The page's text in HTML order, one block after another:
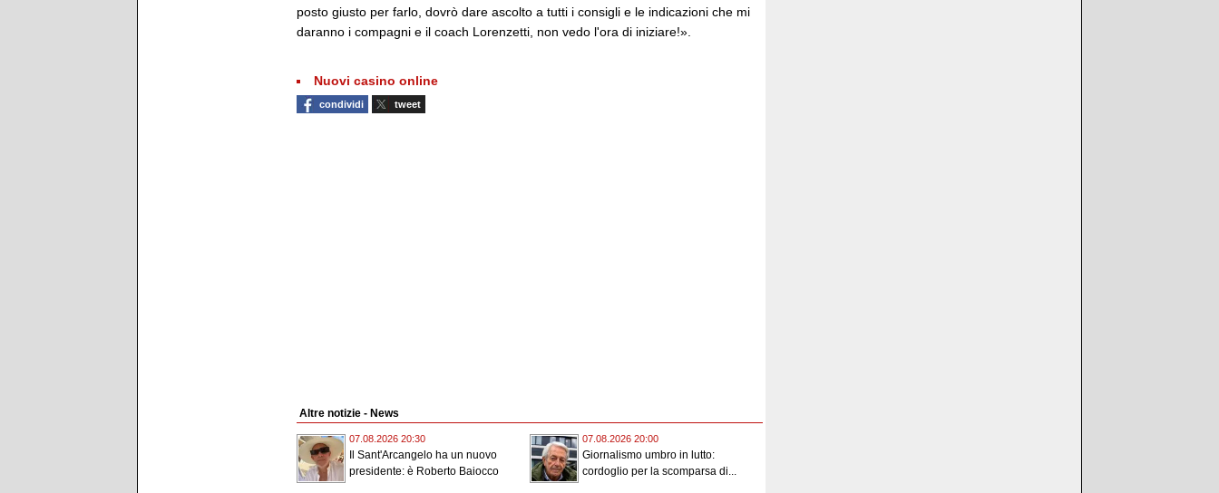
posto giusto per farlo, dovrò dare ascolto a tutti i consigli e le indicazioni che mi
daranno i compagni e il coach Lorenzetti, non vedo l'ora di iniziare!».
Nuovi casino online
condividi tweet
Altre notizie - News
07.08.2026 20:30
Il Sant'Arcangelo ha un nuovo
presidente: è Roberto Baiocco
07.08.2026 20:00
Giornalismo umbro in lutto:
cordoglio per la scomparsa di...